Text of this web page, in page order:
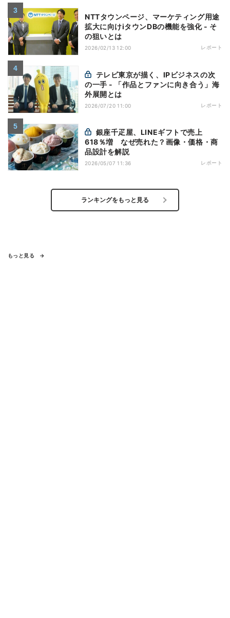
NTTタウンページ、マーケティング用途
拡大に向けiタウンDBの機能を強化 - そ
の狙いとは
2026/02/13 12:00 レポート
の一手 - 「作品とファンに向き合う」海
外展開とは
2026/07/20 11:00 レポート
618％増 なぜ売れた？画像・価格・商
品設計を解説
2026/05/07 11:36 レポート
ランキングをもっと見る
もっと見る